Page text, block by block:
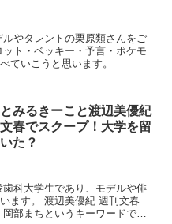
やタレントの栗原類さんをご
ト・ベッキー・予言・ポケモ
ていこうと思います。
みるきーこと渡辺美優紀
春でスクープ！大学を留
た？
科大学生であり、モデルや俳
ます。 渡辺美優紀 週刊文春
部まちというキーワードで調